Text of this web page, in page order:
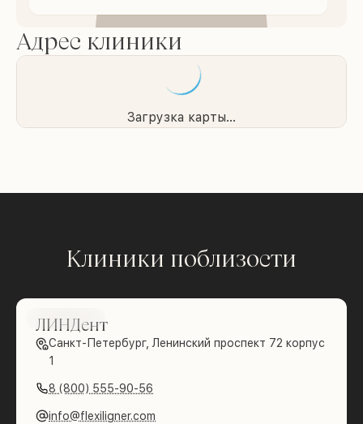
Адрес клиники
Загрузка карты...
Клиники поблизости
Brilliance
ЛИНДент
Санкт-Петербург, Ленинский проспект 72 корпус
1
8 (800) 555-90-56
info@flexiligner.com